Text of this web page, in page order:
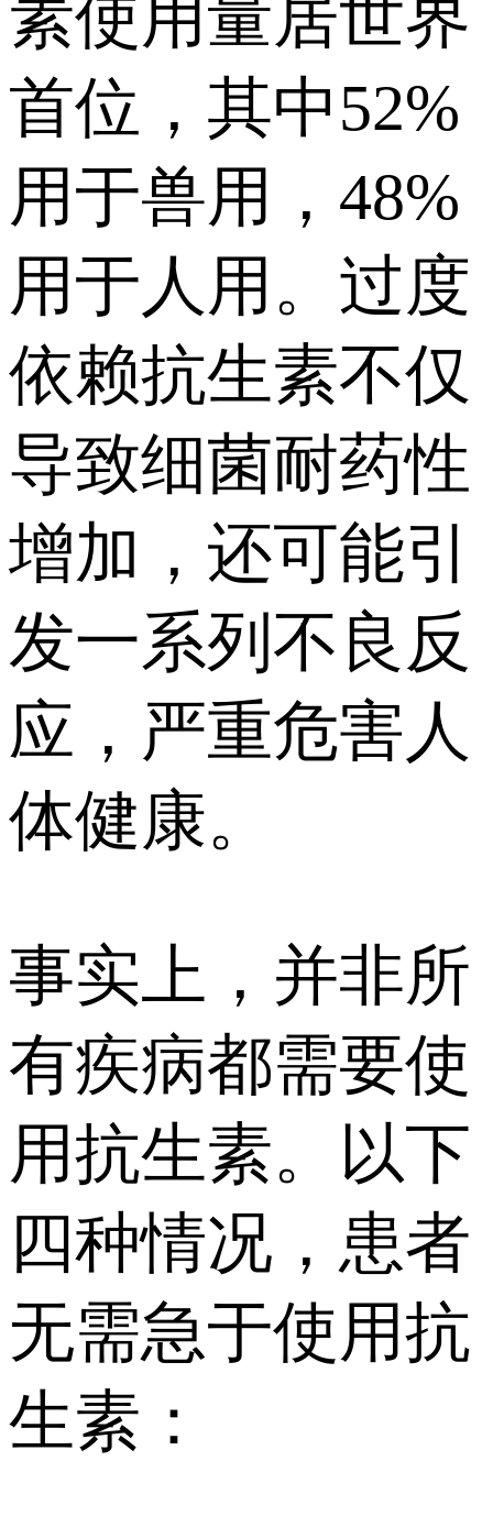
素使用量居世界
首位，其中52%
用于兽用，48%
用于人用。过度
依赖抗生素不仅
导致细菌耐药性
增加，还可能引
发一系列不良反
应，严重危害人
体健康。
事实上，并非所
有疾病都需要使
用抗生素。以下
四种情况，患者
无需急于使用抗
生素：